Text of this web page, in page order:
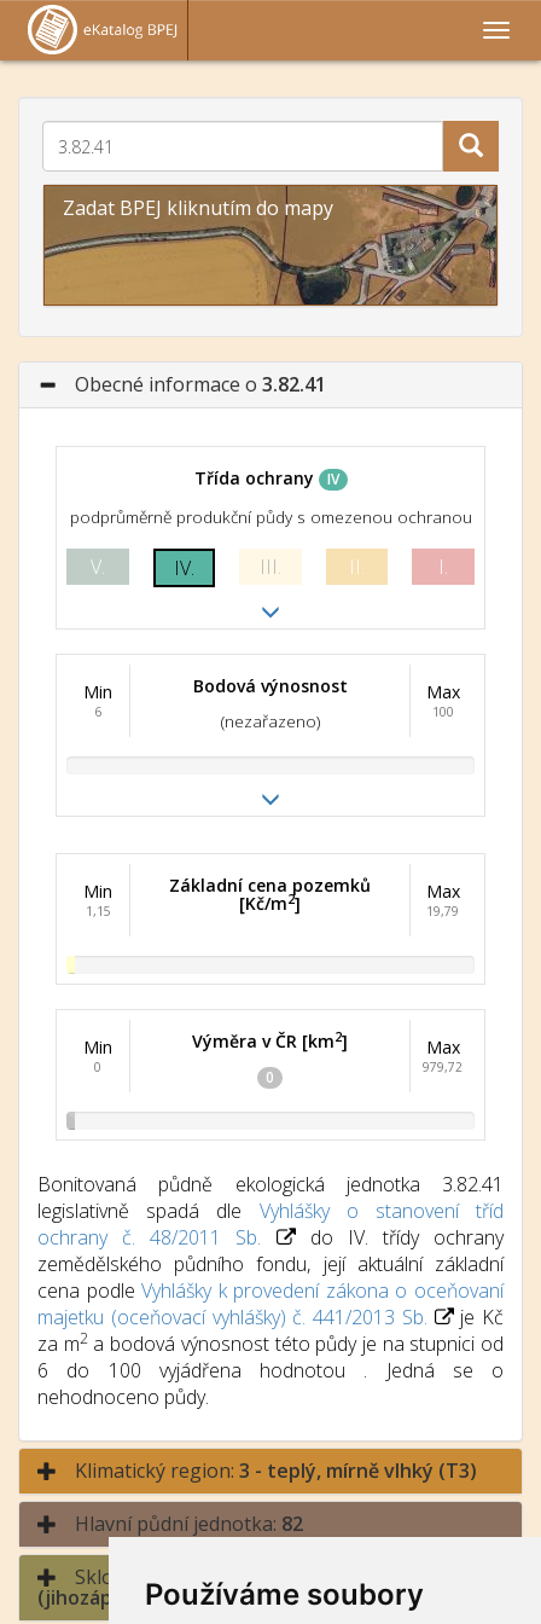
Používáme soubory
Zadat BPEJ kliknutím do mapy
Obecné informace o 3.82.41
Třída ochrany IV
podprůměrně produkční půdy s omezenou ochranou
V. IV. III. II. I.
Min
6
Bodová výnosnost
(nezařazeno)
Max
100
Min
1,15
Základní cena pozemků
[Kč/m2]
Max
19,79
Min
0
Výměra v ČR [km2]
0
Max
979,72
Bonitovaná půdně ekologická jednotka 3.82.41
legislativně spadá dle Vyhlášky o stanovení tříd
ochrany č. 48/2011 Sb.
do IV. třídy ochrany
zemědělského půdního fondu, její aktuální základní
cena podleVyhlášky k provedení zákona o oceňovaní
majetku (oceňovací vyhlášky) č. 441/2013 Sb.
je Kč
za m2a bodová výnosnost této půdy je na stupnici od
6 do 100 vyjádřena hodnotou . Jedná se o
nehodnoceno půdy.
Klimatický region: 3 - teplý, mírně vlhký (T3)
Hlavní půdní jednotka: 82
Sklonitost a expozice:
4 - střední sklon / jih
(jihozápad až jihovýchod)